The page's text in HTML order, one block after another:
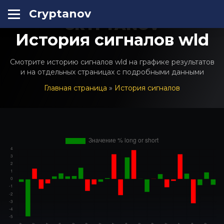
Cryptanov
CRYPTANOV
История сигналов wld
Смотрите историю сигналов wld на графике результатов
и на отдельных страницах с подробными данными
Главная страница » История сигналов